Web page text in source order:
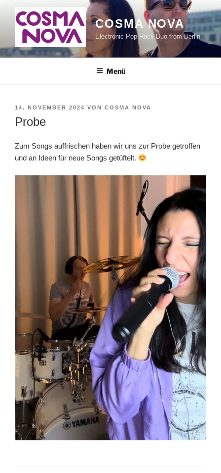
Inhalt
springen
COSMA NOVA
Electronic Pop-Rock Duo from Berlin
Menü
VERÖFFENTLICHT
AM
14. NOVEMBER 2024 VON COSMA NOVA
Probe
Zum Songs auffrischen haben wir uns zur Probe getroffen
und an Ideen für neue Songs getüftelt.